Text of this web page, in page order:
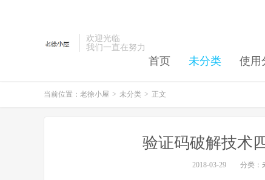
欢迎光临
我们一直在努力
首页 未分类 使用
当前位置： 老徐小屋 > 未分类 > 正文
验证码破解技术
2018-03-29 分类：